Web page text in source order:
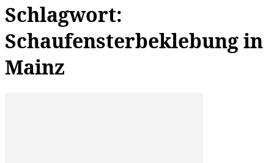
Schlagwort:
Schaufensterbeklebung in
Mainz